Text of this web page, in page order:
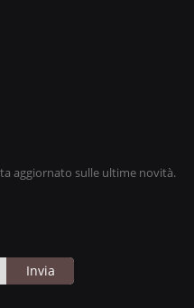
aggiornato sulle ultime novità.
Invia